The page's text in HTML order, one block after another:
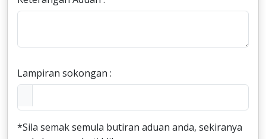
Lampiran sokongan :
*Sila semak semula butiran aduan anda, sekiranya